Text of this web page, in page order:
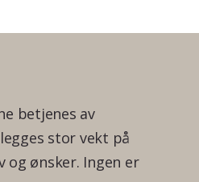
betjenes av
stor vekt på
ønsker. Ingen er